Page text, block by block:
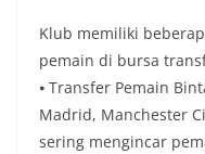
Klub memiliki
pemain di bursa
⦁ Transfer Pemain
Madrid, Manchester
sering mengincar